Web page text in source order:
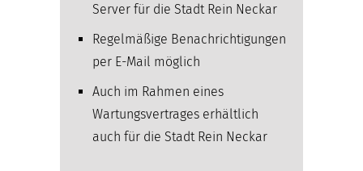
Server für die Stadt Rein Neckar
Regelmäßige Benachrichtigungen
per E-Mail möglich
Auch im Rahmen eines
Wartungsvertrages erhältlich
auch für die Stadt Rein Neckar